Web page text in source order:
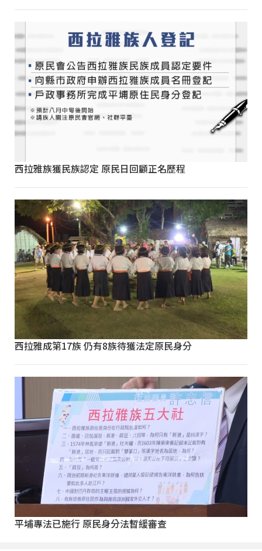
西拉雅族獲民族認定 原民日回顧正名歷程
西拉雅成第17族 仍有8族待獲法定原民身分
平埔專法已施行 原民身分法暫緩審查